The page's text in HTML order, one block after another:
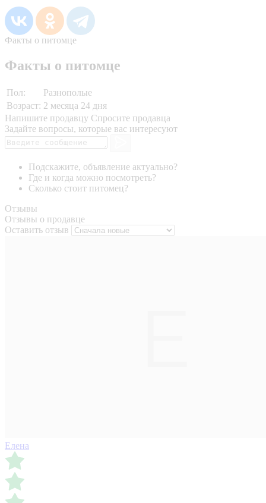
Факты о питомце
Факты о питомце
Пол:
Разнополые
Возраст: 2 месяца 24 дня
Напишите продавцу Спросите продавца
Задайте вопросы, которые вас интересуют
Подскажите, объявление актуально?
Где и когда можно посмотреть?
Сколько стоит питомец?
Отзывы
Отзывы о продавце
Оставить отзыв
Елена